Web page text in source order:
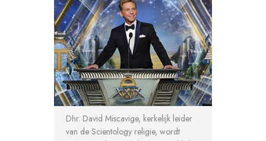
Dhr. David Miscavige, kerkelijk leider
van de Scientology religie, wordt